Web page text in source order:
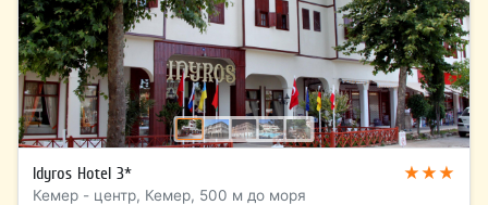
Idyros Hotel 3* ★★★
Кемер - центр, Кемер, 500 м до моря